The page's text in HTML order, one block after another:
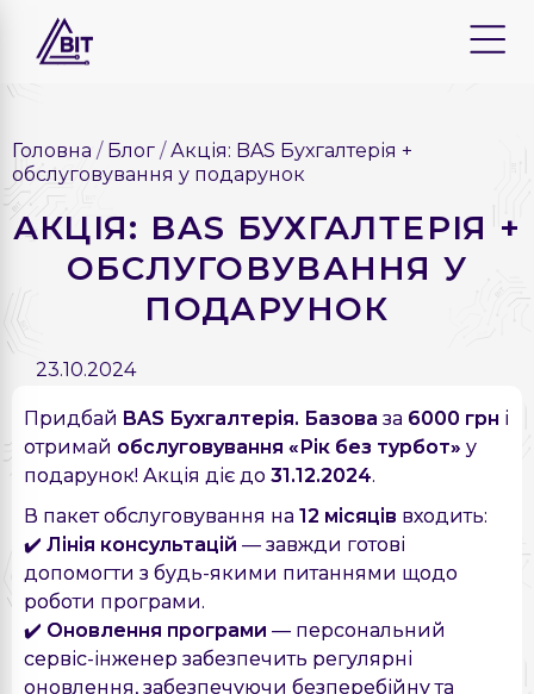
Головна Блог
Акція: BAS Бухгалтерія +
обслуговування у подарунок
АКЦІЯ: BAS БУХГАЛТЕРІЯ +
ОБСЛУГОВУВАННЯ У
ПОДАРУНОК
23.10.2024
Придбай BAS Бухгалтерія. Базова за 6000 грн і
отримай обслуговування «Рік без турбот» у
подарунок! Акція діє до 31.12.2024.
В пакет обслуговування на 12 місяців входить:
✔️ Лінія консультацій — завжди готові
допомогти з будь-якими питаннями щодо
роботи програми.
✔️ Оновлення програми — персональний
сервіс-інженер забезпечить регулярні
оновлення, забезпечуючи безперебійну та